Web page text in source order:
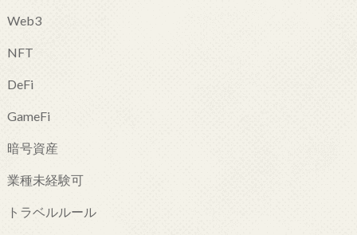
Web3
NFT
DeFi
GameFi
暗号資産
業種未経験可
トラベルルール